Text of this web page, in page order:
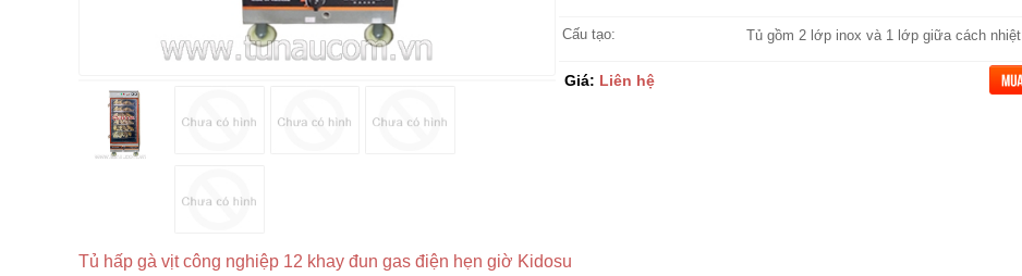
Cấu tạo: Tủ gồm 2 lớp inox và 1 lớp giữa cách nhiệt
Giá: Liên hệ
Tủ hấp gà vịt công nghiệp 12 khay đun gas điện hẹn giờ Kidosu